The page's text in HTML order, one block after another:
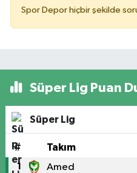
Spor Depor hiçbir şekilde
Süper Lig Puan
Süper Lig
# Takım
1 Amed